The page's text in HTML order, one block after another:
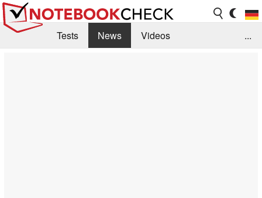
Tests News
Videos
...